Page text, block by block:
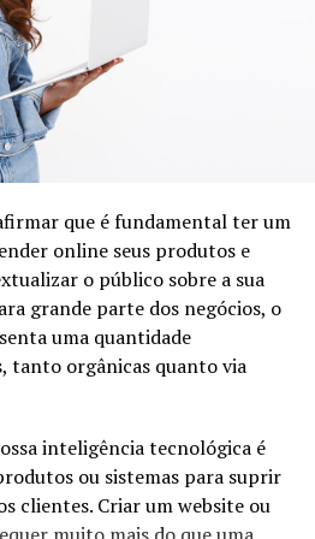
e acompanhamento da
é devolver às pessoas a
dos seus dados, que antes
pastas, nos consultórios
nos portais de cada
lembra as senhas.
uma virada de chave para
de Silveira no mercado
vamos alavancar
de usuários. Estou muito
frente”, disse Faria.
em que familiares
básicas como tipo
os fundadores
repositório digital unificado
que é fundamental ter um
online seus produtos e
o público sobre a sua
grande parte dos negócios, o
uma quantidade
tanto orgânicas quanto via
inteligência tecnológica é
ou sistemas para suprir
clientes. Criar um website ou